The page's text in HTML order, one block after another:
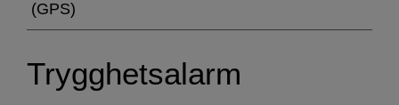
(GPS)
Trygghetsalarm